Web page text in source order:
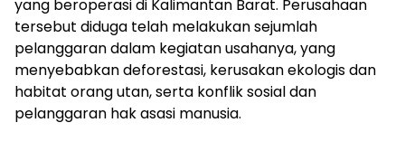
yang beroperasi di Kalimantan Barat. Perusahaan
tersebut diduga telah melakukan sejumlah
pelanggaran dalam kegiatan usahanya, yang
menyebabkan deforestasi, kerusakan ekologis dan
habitat orang utan, serta konflik sosial dan
pelanggaran hak asasi manusia.